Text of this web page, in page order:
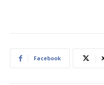
Facebook